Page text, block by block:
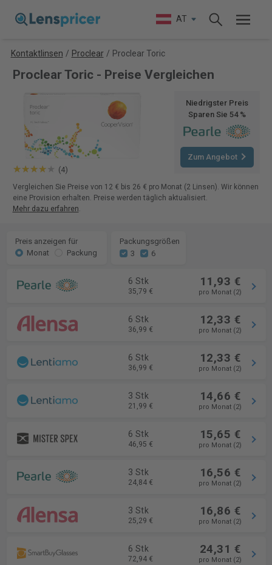
AT
Kontaktlinsen / Proclear / Proclear Toric
Proclear Toric - Preise Vergleichen
(4)
Niedrigster Preis
Sparen Sie 54 %
Zum Angebot
Vergleichen Sie Preise von 12 € bis 26 € pro Monat (2 Linsen). Wir können
eine Provision erhalten. Preise werden täglich aktualisiert.
Mehr dazu erfahren.
Preis anzeigen für
Monat
Packung
Packungsgrößen
3
6
6 Stk
35,79 €
11,93 €
pro Monat (2)
6 Stk
36,99 €
12,33 €
pro Monat (2)
6 Stk
36,99 €
12,33 €
pro Monat (2)
3 Stk
21,99 €
14,66 €
pro Monat (2)
6 Stk
46,95 €
15,65 €
pro Monat (2)
3 Stk
24,84 €
16,56 €
pro Monat (2)
3 Stk
25,29 €
16,86 €
pro Monat (2)
6 Stk
72,94 €
24,31 €
pro Monat (2)